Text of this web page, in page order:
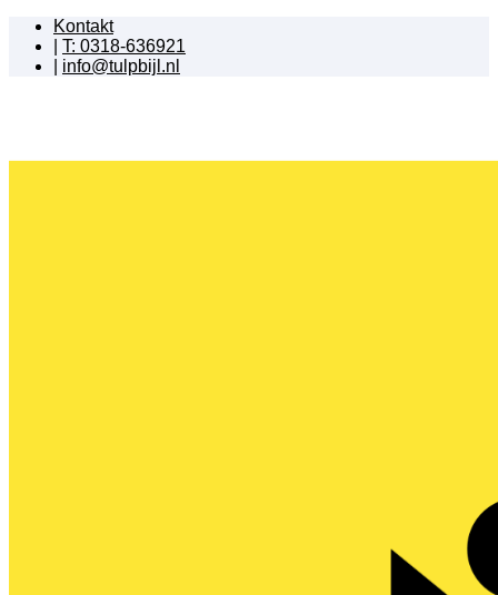
Kontakt
T: 0318-636921
info@tulpbijl.nl